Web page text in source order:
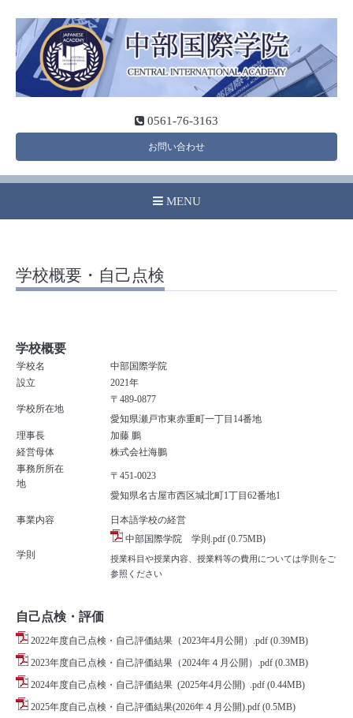
0561-76-3163
お問い合わせ
MENU
学校概要・自己点検
学校概要
学校名
中部国際学院
設立
2021年
学校所在地
〒489-0877
愛知県瀬戸市東赤重町一丁目14番地
理事長
加藤 鵬
経営母体
株式会社海鵬
事務所所在
地
〒451-0023
愛知県名古屋市西区城北町1丁目62番地1
事業内容 日本語学校の経営
学則
中部国際学院 学則.pdf (0.75MB)
授業科目や授業内容、授業料等の費用については学則をご
参照ください
自己点検・評価
2022年度自己点検・自己評価結果（2023年4月公開）.pdf (0.39MB)
2023年度自己点検・自己評価結果（2024年４月公開）
.pdf (0.3MB)
2024年度自己点検・自己評価結果 (2025年4月公開) .pdf (0.44MB)
2025年度自己点検・自己評価結果(2026年４月公開).pdf (0.5MB)